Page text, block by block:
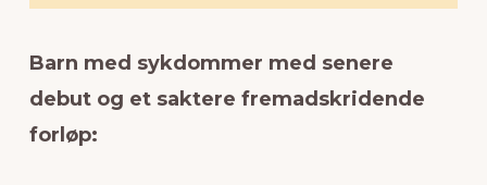
Barn med sykdommer med senere
debut og et saktere fremadskridende
forløp: